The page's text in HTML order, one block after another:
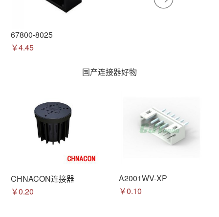
67800-8025
￥4.45
国产连接器好物
CHNACON连接器
￥0.20
A2001WV-XP
￥0.10